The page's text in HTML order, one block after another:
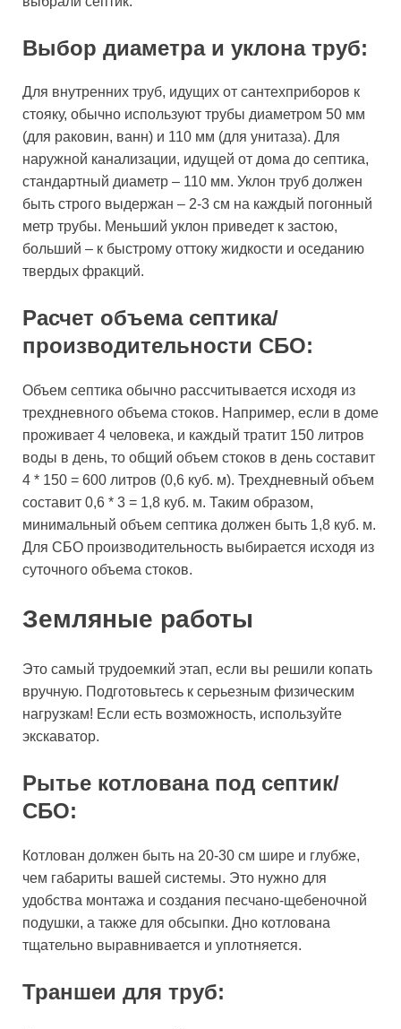
Выбор диаметра и уклона труб:
Для внутренних труб, идущих от сантехприборов к
стояку, обычно используют трубы диаметром 50 мм
(для раковин, ванн) и 110 мм (для унитаза). Для
наружной канализации, идущей от дома до септика,
стандартный диаметр – 110 мм. Уклон труб должен
быть строго выдержан – 2-3 см на каждый погонный
метр трубы. Меньший уклон приведет к застою,
больший – к быстрому оттоку жидкости и оседанию
твердых фракций.
Расчет объема септика/
производительности СБО:
Объем септика обычно рассчитывается исходя из
трехдневного объема стоков. Например, если в доме
проживает 4 человека, и каждый тратит 150 литров
воды в день, то общий объем стоков в день составит
4 * 150 = 600 литров (0,6 куб. м). Трехдневный объем
составит 0,6 * 3 = 1,8 куб. м. Таким образом,
минимальный объем септика должен быть 1,8 куб. м.
Для СБО производительность выбирается исходя из
суточного объема стоков.
Земляные работы
Это самый трудоемкий этап, если вы решили копать
вручную. Подготовьтесь к серьезным физическим
нагрузкам! Если есть возможность, используйте
экскаватор.
Рытье котлована под септик/
СБО:
Котлован должен быть на 20-30 см шире и глубже,
чем габариты вашей системы. Это нужно для
удобства монтажа и создания песчано-щебеночной
подушки, а также для обсыпки. Дно котлована
тщательно выравнивается и уплотняется.
Траншеи для труб: